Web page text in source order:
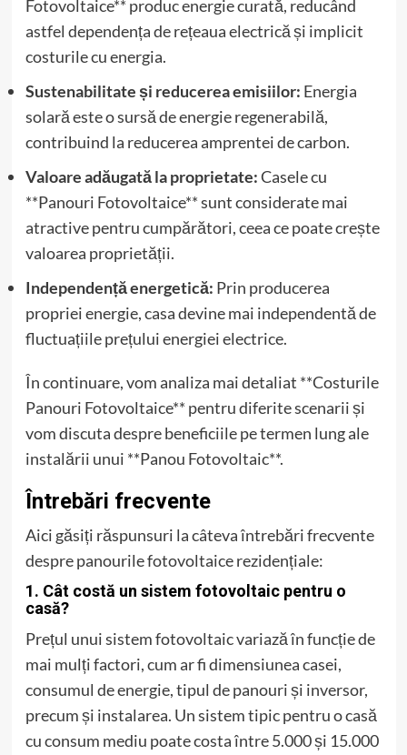
Fotovoltaice** produc energie curată, reducând
astfel dependența de rețeaua electrică și implicit
costurile cu energia.
Sustenabilitate și reducerea emisiilor: Energia
solară este o sursă de energie regenerabilă,
contribuind la reducerea amprentei de carbon.
Valoare adăugată la proprietate:Casele cu
**Panouri Fotovoltaice** sunt considerate mai
atractive pentru cumpărători, ceea ce poate crește
valoarea proprietății.
Independență energetică: Prin producerea
propriei energie, casa devine mai independentă de
fluctuațiile prețului energiei electrice.
În continuare, vom analiza mai detaliat **Costurile
Panouri Fotovoltaice** pentru diferite scenarii și
vom discuta despre beneficiile pe termen lung ale
instalării unui **Panou Fotovoltaic**.
Întrebări frecvente
Aici găsiți răspunsuri la câteva întrebări frecvente
despre panourile fotovoltaice rezidențiale:
1. Cât costă un sistem fotovoltaic pentru o
casă?
Prețul unui sistem fotovoltaic variază în funcție de
mai mulți factori, cum ar fi dimensiunea casei,
consumul de energie, tipul de panouri și inversor,
precum și instalarea. Un sistem tipic pentru o casă
cu consum mediu poate costa între 5.000 și 15.000